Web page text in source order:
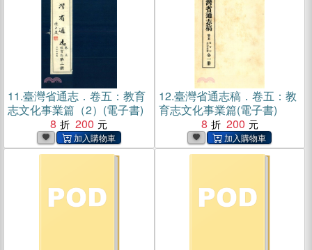
11.臺灣省通志．卷五：教育
志文化事業篇（2）(電子書)
8
200
12.臺灣省通志稿．卷五：教
育志文化事業篇(電子書)
8
200